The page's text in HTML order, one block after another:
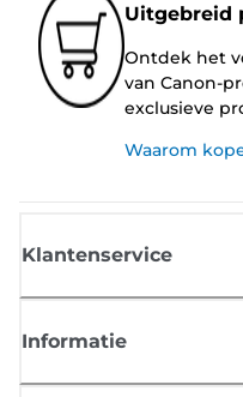
Uitgebreid
Ontdek het
van Canon-
exclusieve
Waarom
Klantenservice
Informatie